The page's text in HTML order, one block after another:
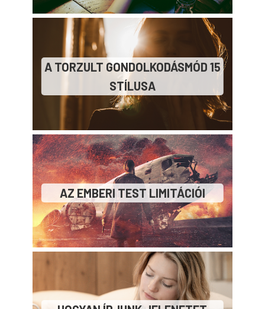
A TORZULT GONDOLKODÁSMÓD 15
STÍLUSA
AZ EMBERI TEST LIMITÁCIÓI